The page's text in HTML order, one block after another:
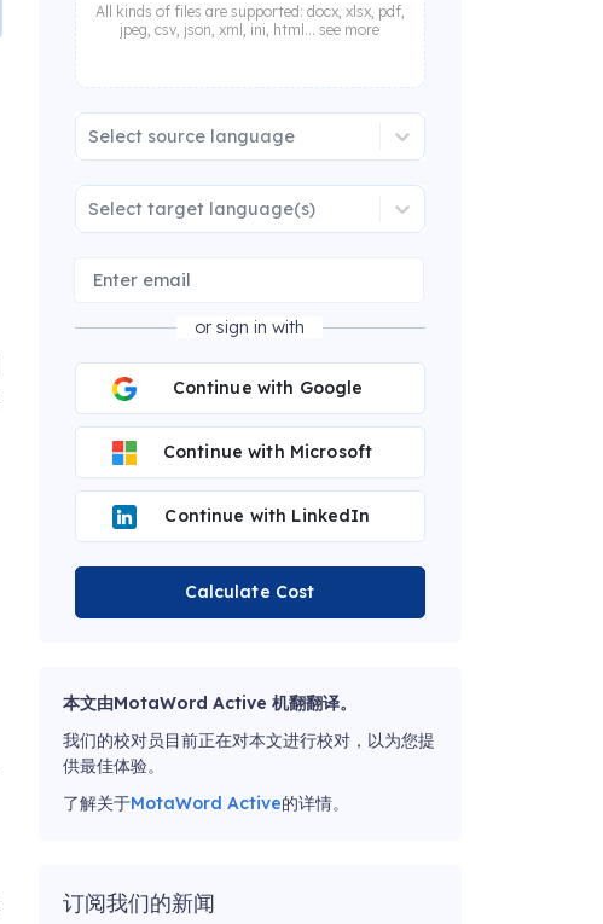
All kinds of files are supported: docx, xlsx, pdf,
jpeg, csv, json, xml, ini, html... see more
Select source language
Select target language(s)
or sign in with
Continue with Google
Continue with Microsoft
Continue with LinkedIn
Calculate Cost
本文由MotaWord Active 机翻翻译。
我们的校对员目前正在对本文进行校对，以为您提
供最佳体验。
了解关于MotaWord Active的详情。
订阅我们的新闻